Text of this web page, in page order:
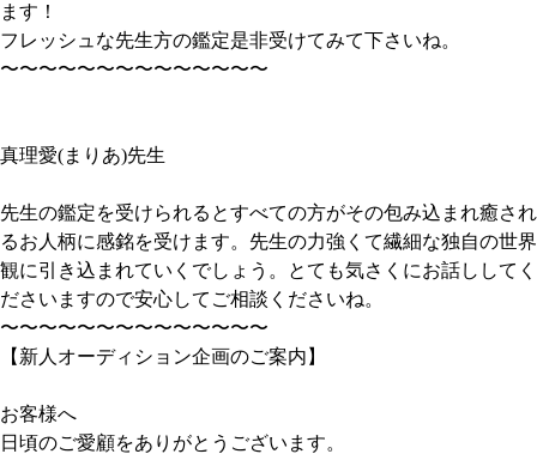
ます！
フレッシュな先生方の鑑定是非受けてみて下さいね。
〜〜〜〜〜〜〜〜〜〜〜〜〜〜
真理愛(まりあ)先生
先生の鑑定を受けられるとすべての方がその包み込まれ癒され
るお人柄に感銘を受けます。先生の力強くて繊細な独自の世界
観に引き込まれていくでしょう。とても気さくにお話ししてく
ださいますので安心してご相談くださいね。
〜〜〜〜〜〜〜〜〜〜〜〜〜〜
【新人オーディション企画のご案内】
お客様へ
日頃のご愛顧をありがとうございます。